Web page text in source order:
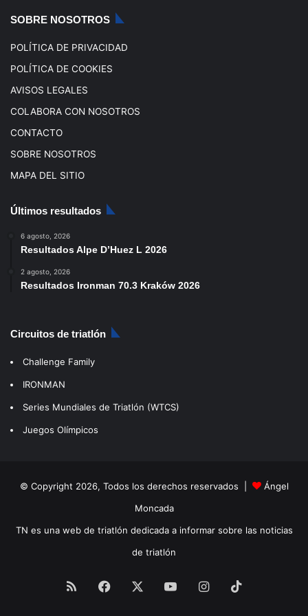
SOBRE NOSOTROS
POLÍTICA DE PRIVACIDAD
POLÍTICA DE COOKIES
AVISOS LEGALES
COLABORA CON NOSOTROS
CONTACTO
SOBRE NOSOTROS
MAPA DEL SITIO
Últimos resultados
6 agosto, 2026
Resultados Alpe D’Huez L 2026
2 agosto, 2026
Resultados Ironman 70.3 Kraków 2026
Circuitos de triatlón
Challenge Family
IRONMAN
Series Mundiales de Triatlón (WTCS)
Juegos Olímpicos
© Copyright 2026, Todos los derechos reservados |
Ángel
Moncada
TN es una web de triatlón dedicada a informar sobre las noticias
de triatlón
RSS Facebook YouTubeInstagram